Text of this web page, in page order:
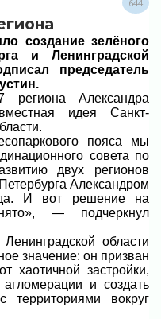
644
создание зелёного
и Ленинградской
председатель
региона Александра
идея Санкт-
пояса мы
совета по
двух регионов
Александром
И вот решение на
— подчеркнул
области
значение: он призван
хаотичной застройки,
и создать
вокруг